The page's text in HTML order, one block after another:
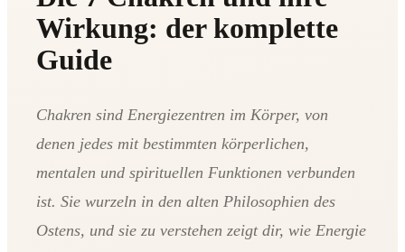
Wirkung: der komplette
Guide
Chakren sind Energiezentren im Körper, von
denen jedes mit bestimmten körperlichen,
mentalen und spirituellen Funktionen verbunden
ist. Sie wurzeln in den alten Philosophien des
Ostens, und sie zu verstehen zeigt dir, wie Energie